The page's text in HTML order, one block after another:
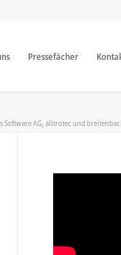
Pressefächer
Software AG, alltrotec und